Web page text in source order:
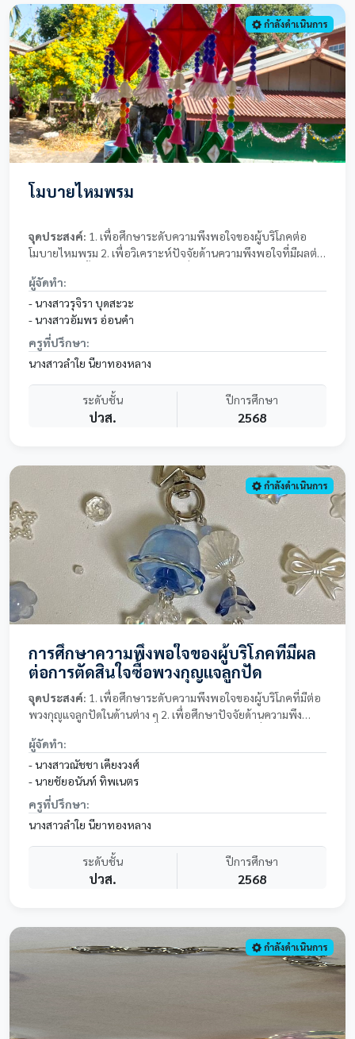
กำลังดำเนินการ
โมบายไหมพรม
จุดประสงค์: 1. เพื่อศึกษาระดับความพึงพอใจของผู้บริโภคต่อ
โมบายไหมพรม 2. เพื่อวิเคราะห์ปัจจัยด้านความพึงพอใจที่มีผลต่อ
ผลิตภัณฑ์โมบายไหมพรมให้ตรงตามความต้องการของผู้บริโภค
ผู้จัดทำ:
- นางสาวรุจิรา บุดสะวะ
- นางสาวอัมพร อ่อนคำ
ครูที่ปรึกษา:
นางสาวลำใย นียาทองหลาง
ระดับชั้น
ปวส.
ปีการศึกษา
2568
กำลังดำเนินการ
การศึกษาความพึงพอใจของผู้บริโภคที่มีผล
ต่อการตัดสินใจซื้อพวงกุญแจลูกปัด
จุดประสงค์: 1. เพื่อศึกษาระดับความพึงพอใจของผู้บริโภคที่มีต่อ
พวงกุญแจลูกปัดในด้านต่าง ๆ 2. เพื่อศึกษาปัจจัยด้านความพึง
เทียบความคิดเห็นของผู้บริโภคเกี่ยวกับพวงกุญแจลูกปัด 4. เพื่อนำ
ผลการศึกษาไปใช้เป็นแนวทางในการพัฒนารูปแบบและคุณภาพ
ของพวงกุญแจ ลูกปัดให้ตรงกับความต้องการของผู้บริโภค
ผู้จัดทำ:
- นางสาวณัชชา เคียงวงศ์
- นายชัยอนันท์ ทิพเนตร
ครูที่ปรึกษา:
นางสาวลำใย นียาทองหลาง
ระดับชั้น
ปวส.
ปีการศึกษา
2568
กำลังดำเนินการ